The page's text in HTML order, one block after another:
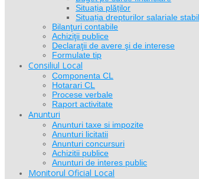
Situația plăților
Situația drepturilor salariale
Bilanţuri contabile
Achiziţii publice
Declaraţii de avere şi de interese
Formulate tip
Consiliul Local
Componenta CL
Hotarari CL
Procese verbale
Raport activitate
Anunturi
Anunturi taxe si impozite
Anunturi licitatii
Anunturi concursuri
Achizitii publice
Anunturi de interes public
Monitorul Oficial Local